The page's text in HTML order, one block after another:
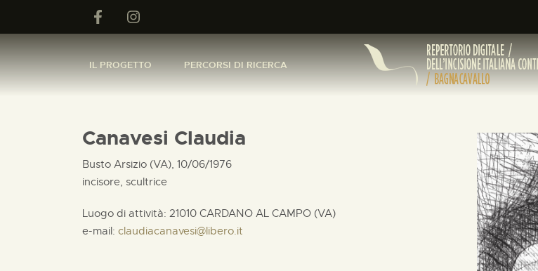
IL PROGETTO PERCORSI DI RICERCA
Canavesi Claudia
Busto Arsizio (VA), 10/06/1976
incisore, scultrice
Luogo di attività: 21010 CARDANO AL CAMPO (VA)
e-mail: claudiacanavesi@libero.it